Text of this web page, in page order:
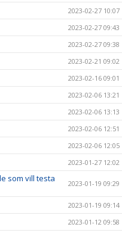
2023-02-27 10:07
2023-02-27 09:43
2023-02-27 09:38
2023-02-21 09:02
2023-02-16 09:01
2023-02-06 13:21
2023-02-06 13:13
2023-02-06 12:51
2023-02-06 12:05
2023-01-27 12:02
som vill testa
2023-01-19 09:29
2023-01-19 09:14
2023-01-12 09:58